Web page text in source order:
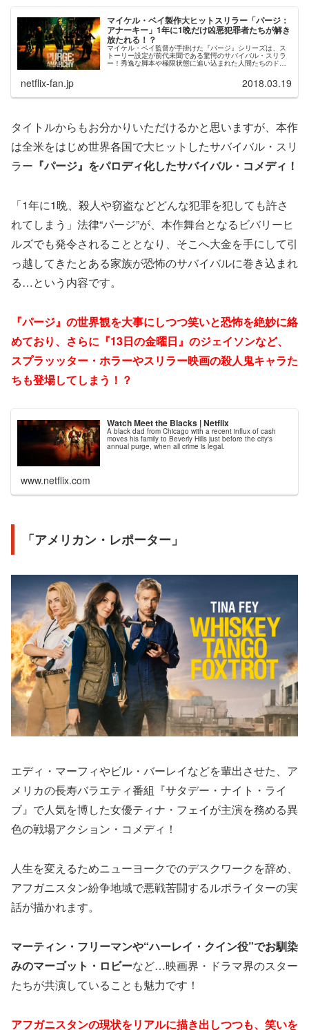
マイケル・ベイ製作大ヒットスリラー「パージ：
アナーキー」1年に1晩だけ凶悪犯罪者たちが解き
放たれる！？
マイケル・ベイ監督が手掛けた『パージ』シリーズは、ス
トーリー設定が前代未聞である驚愕のサバイバル・スリラ
ー！秀逸な脚本や極限状態に追い込まれた人間たちのドラ
netflix-fan.jp 2018.03.19
タイトルからもお分かりいただけるかと思いますが、本作
は全米をはじめ世界各国で大ヒットしたサバイバル・スリ
ラー 『パージ』をパロディ化したサバイバル・コメディ！
「1年に1晩、殺人や窃盗などどんな犯罪を犯しても許さ
れてしまう」法律“パージ”が、本作舞台となるビバリーヒ
ルズでも発令されることとなり、そこへ大金を手にして引
っ越してきたとある家族が恐怖のサバイバルに巻き込まれ
る…という内容です。
『パージ』の世界観を大事にしつつ笑いと恐怖を絶妙に絡
めており、さらに『13日の金曜日』のジェイソンなど、
スプラッッター・ホラーやスリラー映画の殺人鬼キャラた
ちも登場してしまう！？
Watch Meet the Blacks | Netflix
A black dad from Chicago with a recent influx of cash
moves his family to Beverly Hills just before the city's
annual purge, when all crime is legal.
www.netflix.com
「アメリカン・レポーター」
エディ・マーフィやビル・バーレイなどを輩出させた、ア
メリカの長寿バラエティ番組『サタデー・ナイト・ライ
ブ』で人気を博した女優ティナ・フェイが主演を務める異
色の戦場アクション・コメディ！
人生を変えるためニューヨークでのデスクワークを辞め、
アフガニスタン紛争地域で悪戦苦闘するルポライターの実
話が描かれます。
マーティン・フリーマンや“ハーレイ・クイン役”でお馴染
みのマーゴット・ロビーなど…映画界・ドラマ界のスター
たちが共演していることも魅力です！
アフガニスタンの現状をリアルに描き出しつつも、笑いを